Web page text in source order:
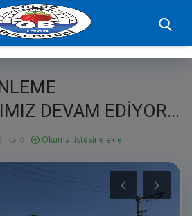
DEVAM EDİYOR...
0 Okuma listesine ekle